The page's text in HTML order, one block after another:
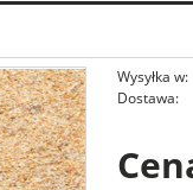
Wysyłka w:
Dostawa: